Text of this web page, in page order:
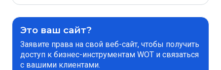
Это ваш сайт?
Заявите права на свой веб-сайт, чтобы получить
доступ к бизнес-инструментам WOT и связаться
с вашими клиентами.